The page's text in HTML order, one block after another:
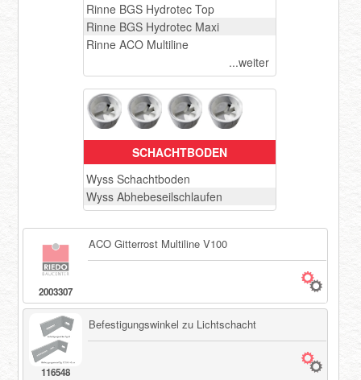
Rinne BGS Hydrotec Top
Rinne BGS Hydrotec Maxi
Rinne ACO Multiline
...weiter
SCHACHTBODEN
Wyss Schachtboden
Wyss Abhebeseilschlaufen
2003307
ACO Gitterrost Multiline V100
116548
Befestigungswinkel zu Lichtschacht